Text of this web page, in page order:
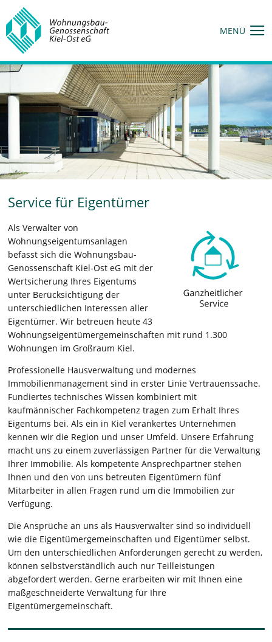
MENÜ
Service für Eigentümer
Als Verwalter von
Wohnungseigentumsanlagen
befasst sich die Wohnungsbau-
Genossenschaft Kiel-Ost eG mit der
Wertsicherung Ihres Eigentums
unter Berücksichtigung der
unterschiedlichen Interessen aller
Eigentümer. Wir betreuen heute 43
Wohnungseigentümergemeinschaften mit rund 1.300
Wohnungen im Großraum Kiel.
Professionelle Hausverwaltung und modernes
Immobilienmanagement sind in erster Linie Vertrauenssache.
Fundiertes technisches Wissen kombiniert mit
kaufmännischer Fachkompetenz tragen zum Erhalt Ihres
Eigentums bei. Als ein in Kiel verankertes Unternehmen
kennen wir die Region und unser Umfeld. Unsere Erfahrung
macht uns zu einem zuverlässigen Partner für die Verwaltung
Ihrer Immobilie. Als kompetente Ansprechpartner stehen
Ihnen und den von uns betreuten Eigentümern fünf
Mitarbeiter in allen Fragen rund um die Immobilien zur
Verfügung.
Die Ansprüche an uns als Hausverwalter sind so individuell
wie die Eigentümergemeinschaften und Eigentümer selbst.
Um den unterschiedlichen Anforderungen gerecht zu werden,
können selbstverständlich auch nur Teilleistungen
abgefordert werden. Gerne erarbeiten wir mit Ihnen eine
maßgeschneiderte Verwaltung für Ihre
Eigentümergemeinschaft.